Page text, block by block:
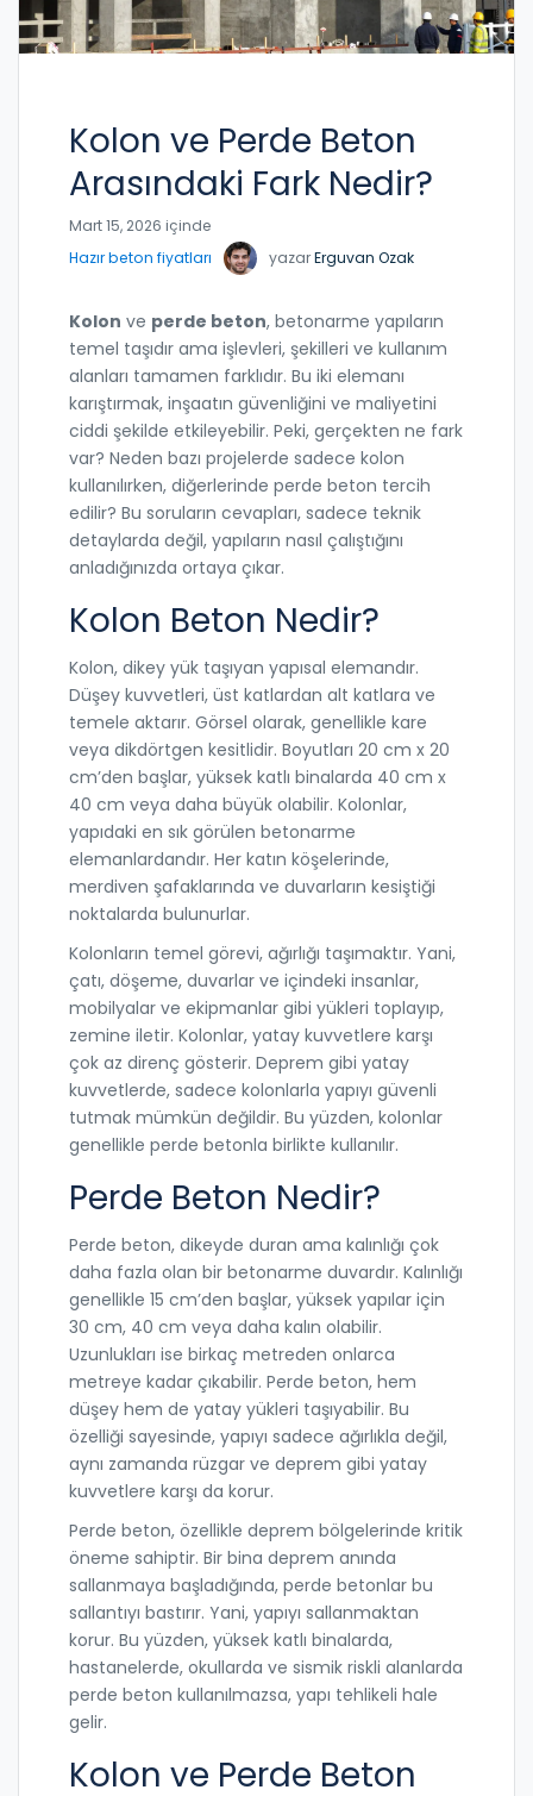
Kolon ve Perde Beton
Arasındaki Fark Nedir?
Mart 15, 2026 içinde
Hazır beton fiyatları
yazarErguvan Ozak
Kolon ve perde beton, betonarme yapıların
temel taşıdır ama işlevleri, şekilleri ve kullanım
alanları tamamen farklıdır. Bu iki elemanı
karıştırmak, inşaatın güvenliğini ve maliyetini
ciddi şekilde etkileyebilir. Peki, gerçekten ne fark
var? Neden bazı projelerde sadece kolon
kullanılırken, diğerlerinde perde beton tercih
edilir? Bu soruların cevapları, sadece teknik
detaylarda değil, yapıların nasıl çalıştığını
anladığınızda ortaya çıkar.
Kolon Beton Nedir?
Kolon, dikey yük taşıyan yapısal elemandır.
Düşey kuvvetleri, üst katlardan alt katlara ve
temele aktarır. Görsel olarak, genellikle kare
veya dikdörtgen kesitlidir. Boyutları 20 cm x 20
cm’den başlar, yüksek katlı binalarda 40 cm x
40 cm veya daha büyük olabilir. Kolonlar,
yapıdaki en sık görülen betonarme
elemanlardandır. Her katın köşelerinde,
merdiven şafaklarında ve duvarların kesiştiği
noktalarda bulunurlar.
Kolonların temel görevi, ağırlığı taşımaktır. Yani,
çatı, döşeme, duvarlar ve içindeki insanlar,
mobilyalar ve ekipmanlar gibi yükleri toplayıp,
zemine iletir. Kolonlar, yatay kuvvetlere karşı
çok az direnç gösterir. Deprem gibi yatay
kuvvetlerde, sadece kolonlarla yapıyı güvenli
tutmak mümkün değildir. Bu yüzden, kolonlar
genellikle perde betonla birlikte kullanılır.
Perde Beton Nedir?
Perde beton, dikeyde duran ama kalınlığı çok
daha fazla olan bir betonarme duvardır. Kalınlığı
genellikle 15 cm’den başlar, yüksek yapılar için
30 cm, 40 cm veya daha kalın olabilir.
Uzunlukları ise birkaç metreden onlarca
metreye kadar çıkabilir. Perde beton, hem
düşey hem de yatay yükleri taşıyabilir. Bu
özelliği sayesinde, yapıyı sadece ağırlıkla değil,
aynı zamanda rüzgar ve deprem gibi yatay
kuvvetlere karşı da korur.
Perde beton, özellikle deprem bölgelerinde kritik
öneme sahiptir. Bir bina deprem anında
sallanmaya başladığında, perde betonlar bu
sallantıyı bastırır. Yani, yapıyı sallanmaktan
korur. Bu yüzden, yüksek katlı binalarda,
hastanelerde, okullarda ve sismik riskli alanlarda
perde beton kullanılmazsa, yapı tehlikeli hale
gelir.
Kolon ve Perde Beton